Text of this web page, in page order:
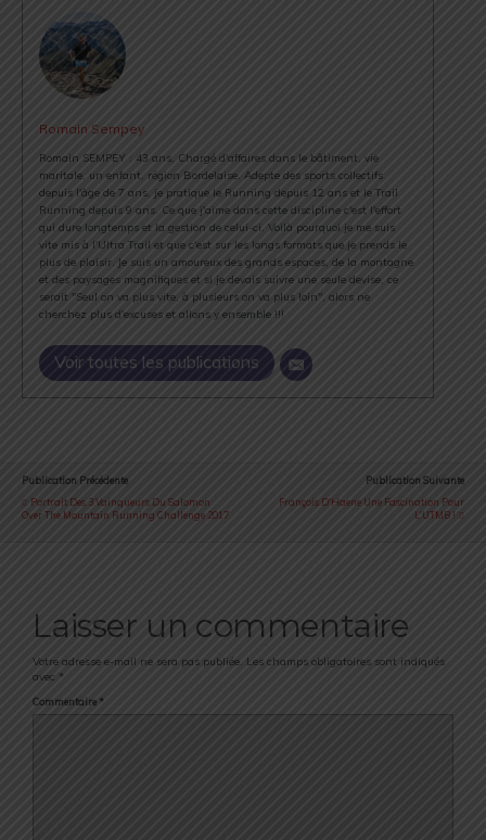
Romain Sempey
Romain SEMPEY : 43 ans, Chargé d'affaires dans le bâtiment, vie
maritale, un enfant, région Bordelaise. Adepte des sports collectifs
depuis l'âge de 7 ans, je pratique le Running depuis 12 ans et le Trail
Running depuis 9 ans. Ce que j'aime dans cette discipline c'est l'effort
qui dure longtemps et la gestion de celui-ci. Voilà pourquoi je me suis
vite mis à l'Ultra Trail et que c'est sur les longs formats que je prends le
plus de plaisir. Je suis un amoureux des grands espaces, de la montagne
et des paysages magnifiques et si je devais suivre une seule devise, ce
serait "Seul on va plus vite, à plusieurs on va plus loin", alors ne
cherchez plus d'excuses et allons y ensemble !!!
Voir toutes les publications
Publication Précédente
Portrait Des 3 Vainqueurs Du Salomon
Over The Mountain Running Challenge 2017
Publication Suivante
François D'Haene Une Fascination Pour
L'UTMB !
Laisser un commentaire
Votre adresse e-mail ne sera pas publiée. Les champs obligatoires sont indiqués
avec *
Commentaire *